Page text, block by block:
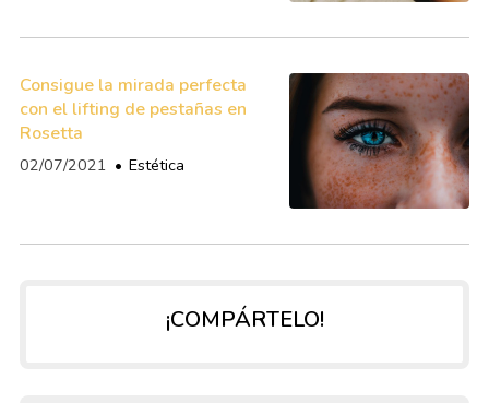
Consigue la mirada perfecta
con el lifting de pestañas en
Rosetta
02/07/2021 Estética
¡COMPÁRTELO!